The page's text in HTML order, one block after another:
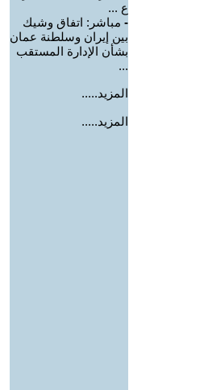
ع ...
- مباشر: اتفاق وشيك
بين إيران وسلطنة عمان
بشأن الإدارة المستقب
...
المزيد.....
المزيد.....